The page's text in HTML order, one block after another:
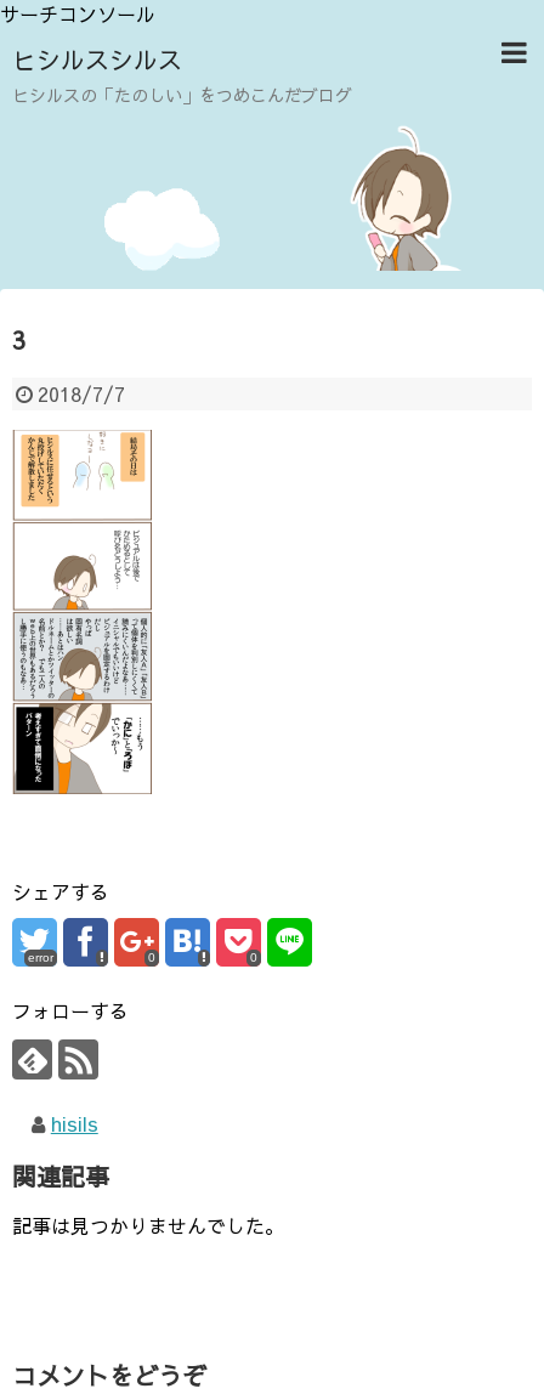
サーチコンソール
ヒシルスシルス
ヒシルスの「たのしい」をつめこんだブログ
3
2018/7/7
シェアする
error 0 0
フォローする
hisils
関連記事
記事は見つかりませんでした。
コメントをどうぞ